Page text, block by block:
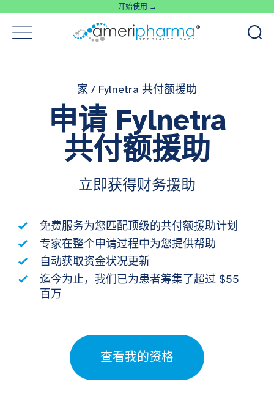
开始使用 →
家 / Fylnetra 共付额援助
申请 Fylnetra
共付额援助
立即获得财务援助
免费服务为您匹配顶级的共付额援助计划
专家在整个申请过程中为您提供帮助
自动获取资金状况更新
迄今为止，我们已为患者筹集了超过 $55
百万
查看我的资格